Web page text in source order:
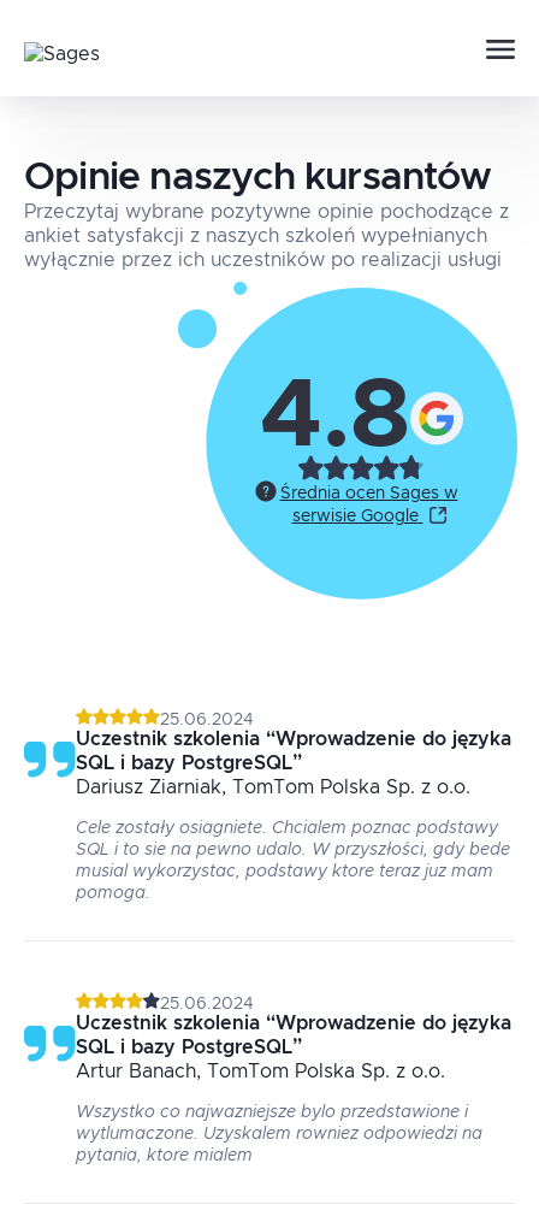
Opinie naszych kursantów
Przeczytaj wybrane pozytywne opinie pochodzące z
ankiet satysfakcji z naszych szkoleń wypełnianych
wyłącznie przez ich uczestników po realizacji usługi
4.8
Średnia ocen Sages w
serwisie Google
25.06.2024
Uczestnik szkolenia “Wprowadzenie do języka
SQL i bazy PostgreSQL”
Dariusz Ziarniak, TomTom Polska Sp. z o.o.
Cele zostały osiagniete. Chcialem poznac podstawy
SQL i to sie na pewno udalo. W przyszłości, gdy bede
musial wykorzystac, podstawy ktore teraz juz mam
pomoga.
25.06.2024
Uczestnik szkolenia “Wprowadzenie do języka
SQL i bazy PostgreSQL”
Artur Banach, TomTom Polska Sp. z o.o.
Wszystko co najwazniejsze bylo przedstawione i
wytlumaczone. Uzyskalem rowniez odpowiedzi na
pytania, ktore mialem